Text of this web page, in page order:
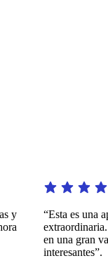
“Esta es una
extraordinaria.
en una gran
interesantes”.